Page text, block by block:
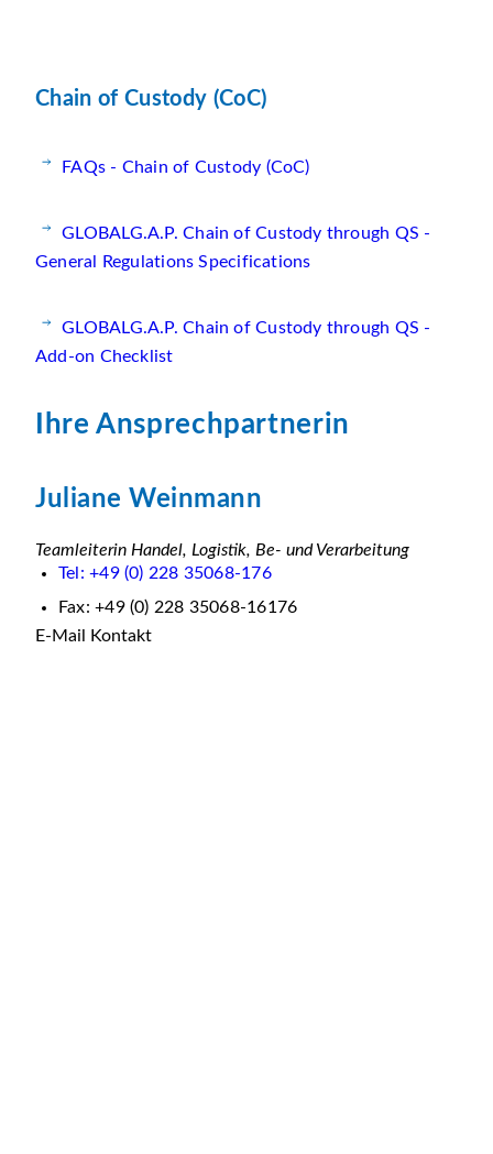
Chain of Custody (CoC)
FAQs - Chain of Custody (CoC)
GLOBALG.A.P. Chain of Custody through QS -
General Regulations Specifications
GLOBALG.A.P. Chain of Custody through QS -
Add-on Checklist
Ihre Ansprechpartnerin
Juliane Weinmann
Teamleiterin Handel, Logistik, Be- und Verarbeitung
Tel: +49 (0) 228 35068-176
Fax: +49 (0) 228 35068-16176
E-Mail Kontakt